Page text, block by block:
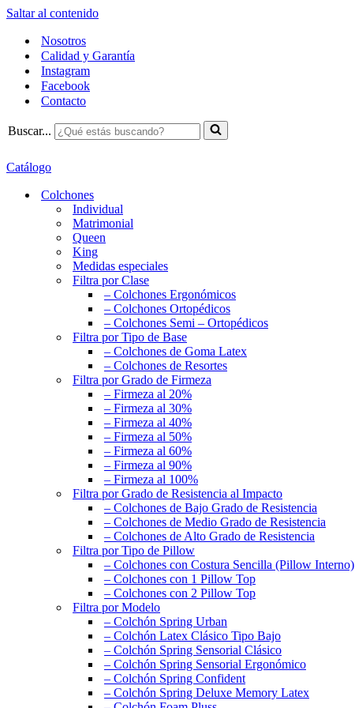
Saltar al contenido
Nosotros
Calidad y Garantía
Instagram
Facebook
Contacto
Buscar...
Catálogo
Colchones
Individual
Matrimonial
Queen
King
Medidas especiales
Filtra por Clase
– Colchones Ergonómicos
– Colchones Ortopédicos
– Colchones Semi – Ortopédicos
Filtra por Tipo de Base
– Colchones de Goma Latex
– Colchones de Resortes
Filtra por Grado de Firmeza
– Firmeza al 20%
– Firmeza al 30%
– Firmeza al 40%
– Firmeza al 50%
– Firmeza al 60%
– Firmeza al 90%
– Firmeza al 100%
Filtra por Grado de Resistencia al Impacto
– Colchones de Bajo Grado de Resistencia
– Colchones de Medio Grado de Resistencia
– Colchones de Alto Grado de Resistencia
Filtra por Tipo de Pillow
– Colchones con Costura Sencilla (Pillow Interno)
– Colchones con 1 Pillow Top
– Colchones con 2 Pillow Top
Filtra por Modelo
– Colchón Spring Urban
– Colchón Latex Clásico Tipo Bajo
– Colchón Spring Sensorial Clásico
– Colchón Spring Sensorial Ergonómico
– Colchón Spring Confident
– Colchón Spring Deluxe Memory Latex